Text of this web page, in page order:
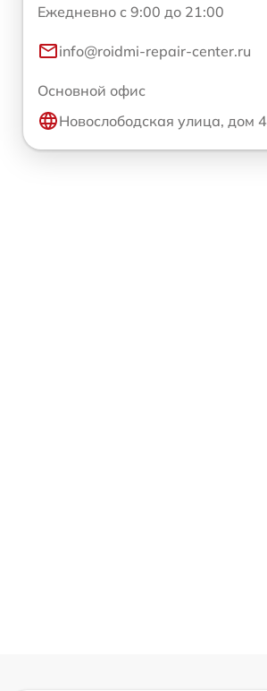
Ежедневно с 9:00 до 21:00
info@roidmi-repair-center.ru
Основной офис
Новослободская улица, дом 4